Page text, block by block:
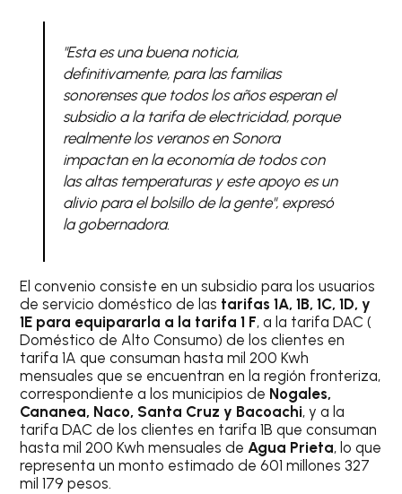
"Esta es una buena noticia,
definitivamente, para las familias
sonorenses que todos los años esperan el
subsidio a la tarifa de electricidad, porque
realmente los veranos en Sonora
impactan en la economía de todos con
las altas temperaturas y este apoyo es un
alivio para el bolsillo de la gente", expresó
la gobernadora.
El convenio consiste en un subsidio para los usuarios
de servicio doméstico de las tarifas 1A, 1B, 1C, 1D, y
1E para equipararla a la tarifa 1 F, a la tarifa DAC (
Doméstico de Alto Consumo) de los clientes en
tarifa 1A que consuman hasta mil 200 Kwh
mensuales que se encuentran en la región fronteriza,
correspondiente a los municipios de Nogales,
Cananea, Naco, Santa Cruz y Bacoachi, y a la
tarifa DAC de los clientes en tarifa 1B que consuman
hasta mil 200 Kwh mensuales deAgua Prieta, lo que
representa un monto estimado de 601 millones 327
mil 179 pesos.